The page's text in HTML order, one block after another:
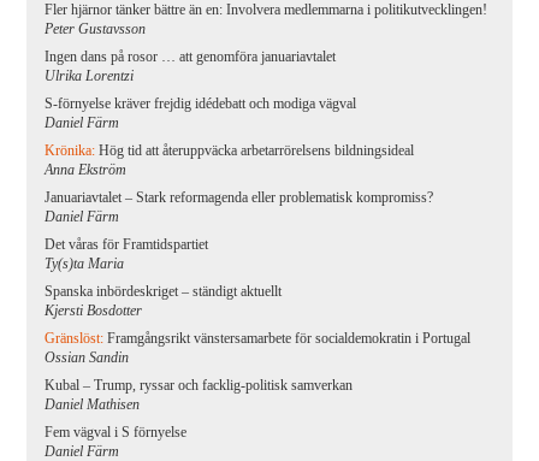
Fler hjärnor tänker bättre än en: Involvera medlemmarna i politikutvecklingen!
Peter Gustavsson
Ingen dans på rosor … att genomföra januariavtalet
Ulrika Lorentzi
S-förnyelse kräver frejdig idédebatt och modiga vägval
Daniel Färm
Krönika:Hög tid att återuppväcka arbetarrörelsens bildningsideal
Anna Ekström
Januariavtalet – Stark reformagenda eller problematisk kompromiss?
Daniel Färm
Det våras för Framtidspartiet
Ty(s)ta Maria
Spanska inbördeskriget – ständigt aktuellt
Kjersti Bosdotter
Gränslöst:Framgångsrikt vänstersamarbete för socialdemokratin i Portugal
Ossian Sandin
Kubal – Trump, ryssar och facklig-politisk samverkan
Daniel Mathisen
Fem vägval i S förnyelse
Daniel Färm